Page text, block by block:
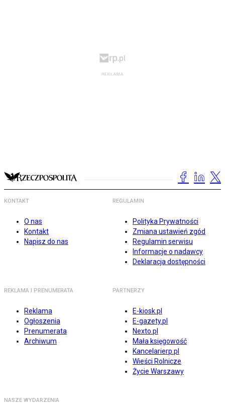
KONTAKT
O nas
Kontakt
Napisz do nas
REGULAMIN
Polityka Prywatności
Zmiana ustawień zgód
Regulamin serwisu
Informacje o nadawcy
Deklaracja dostępności
REKLAMA I PRENUMERATA
Reklama
Ogłoszenia
Prenumerata
Archiwum
PARTNERZY
E-kiosk.pl
E-gazety.pl
Nexto.pl
Mała księgowość
Kancelarierp.pl
Wieści Rolnicze
Życie Warszawy
NASZE WYDARZENIA